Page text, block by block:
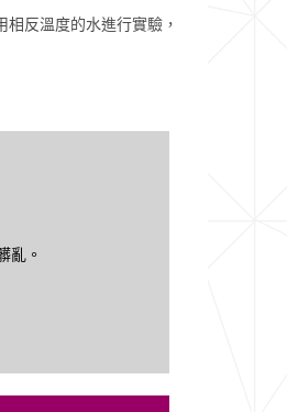
反溫度的水進行實驗，
亂。